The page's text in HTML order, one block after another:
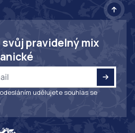
pravidelný mix
udělujete souhlas se